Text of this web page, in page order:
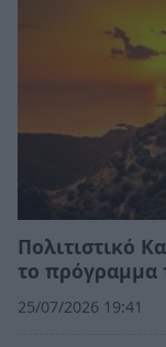
Πολιτιστικό
το
25/07/2026 19:41